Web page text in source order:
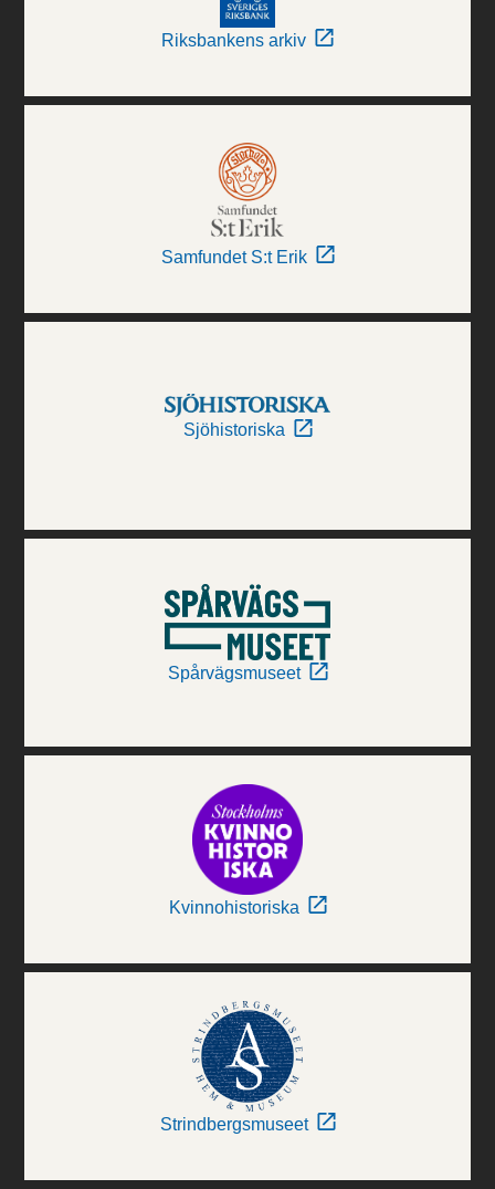
Riksbankens arkiv
Samfundet S:t Erik
Sjöhistoriska
Spårvägsmuseet
Kvinnohistoriska
Strindbergsmuseet